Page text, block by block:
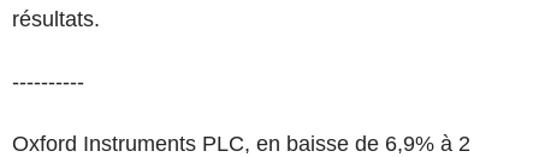
résultats.
----------
Oxford Instruments PLC, en baisse de 6,9% à 2